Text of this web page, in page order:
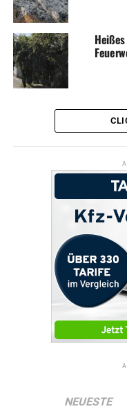
nach gut vier Stunden
und den
Überfall am Bahnhof:
Energiepreis-
NEUESTE